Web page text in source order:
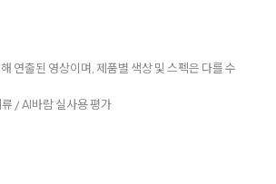
연출된 영상이며, 제품별 색상 및 스펙은 다를 수
/ AI바람 실사용 평가